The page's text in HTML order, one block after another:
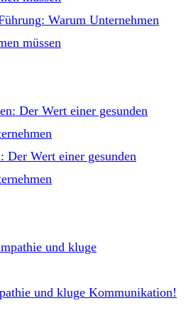
Warum Unternehmen
müssen
Der Wert einer gesunden
und kluge Kommunikation!